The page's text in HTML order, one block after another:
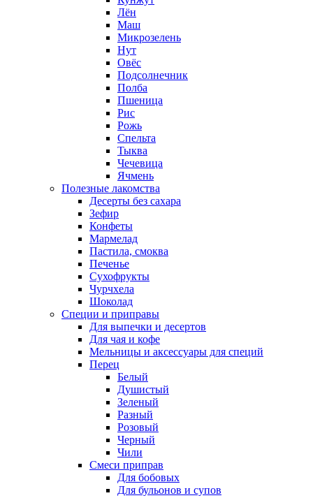
Лён
Маш
Микрозелень
Нут
Овёс
Подсолнечник
Полба
Пшеница
Рис
Рожь
Спельта
Тыква
Чечевица
Ячмень
Полезные лакомства
Десерты без сахара
Зефир
Конфеты
Мармелад
Пастила, смоква
Печенье
Сухофрукты
Чурчхела
Шоколад
Специи и приправы
Для выпечки и десертов
Для чая и кофе
Мельницы и аксессуары для специй
Перец
Белый
Душистый
Зеленый
Разный
Розовый
Черный
Чили
Смеси приправ
Для бобовых
Для бульонов и супов